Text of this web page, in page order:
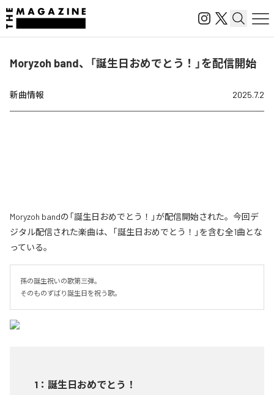
Moryzoh band、「誕生日おめでとう！」を配信開始
新曲情報 2025.7.2
Moryzoh bandの「誕生日おめでとう！」が配信開始された。今回デ
ジタル配信された楽曲は、「誕生日おめでとう！」を含む全1曲とな
っている。
孫の誕生祝いの歌第三弾。
そのものずばり誕生日を祝う歌。
1 ： 誕生日おめでとう！